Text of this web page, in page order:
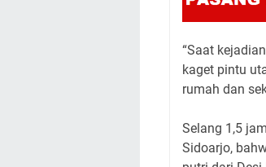
“Saat
kaget pintu
rumah dan
Selang 1,5
Sidoarjo,